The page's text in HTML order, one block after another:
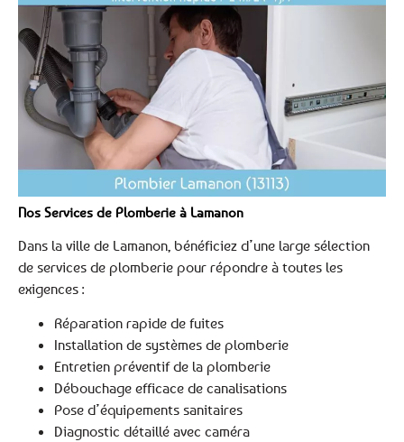
Nos Services de Plomberie à Lamanon
Dans la ville de Lamanon, bénéficiez d’une large sélection
de services de plomberie pour répondre à toutes les
exigences :
Réparation rapide de fuites
Installation de systèmes de plomberie
Entretien préventif de la plomberie
Débouchage efficace de canalisations
Pose d’équipements sanitaires
Diagnostic détaillé avec caméra